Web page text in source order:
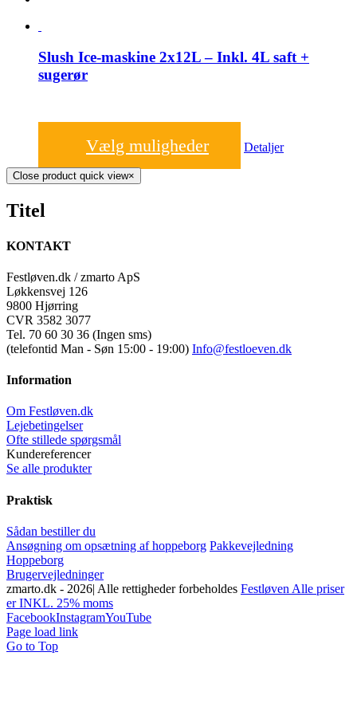
Slush Ice-maskine 2x12L – Inkl. 4L saft +
sugerør
Vælg muligheder Detaljer
Close product quick view×
Titel
KONTAKT
Festløven.dk / zmarto ApS
Løkkensvej 126
9800 Hjørring
CVR 3582 3077
Tel. 70 60 30 36 (Ingen sms)
(telefontid Man - Søn 15:00 - 19:00) Info@festloeven.dk
Information
Om Festløven.dk
Lejebetingelser
Ofte stillede spørgsmål
Kundereferencer
Se alle produkter
Praktisk
Sådan bestiller du
Ansøgning om opsætning af hoppeborg Pakkevejledning
Hoppeborg
Brugervejledninger
zmarto.dk - 2026| Alle rettigheder forbeholdes Festløven Alle priser
er INKL. 25% moms
FacebookInstagramYouTube
Page load link
Go to Top